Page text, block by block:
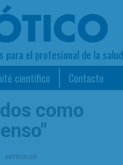
el profesional de la salud
científico Contacto
como
ARTÍCULOS